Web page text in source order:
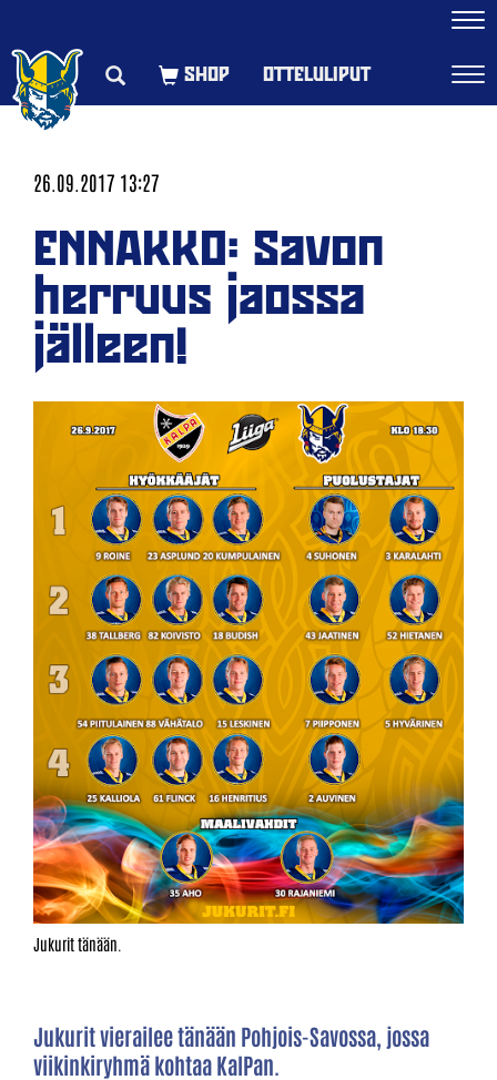
OTTELULIPUT
26.09.2017 13:27
ENNAKKO: Savon
herruus jaossa
jälleen!
Jukurit tänään.
Jukurit vierailee tänään Pohjois-Savossa, jossa
viikinkiryhmä kohtaa KalPan.